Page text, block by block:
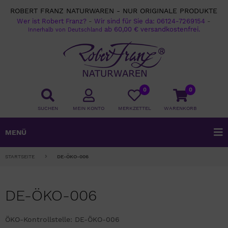
ROBERT FRANZ NATURWAREN - NUR ORIGINALE PRODUKTE
Wer ist Robert Franz? -Wir sind für Sie da: 06124-7269154 -
Innerhalb von Deutschland ab 60,00 € versandkostenfrei.
SUCHEN
0
WARENKORB
0
MERKZETTEL
MEIN KONTO
MENÜ
STARTSEITE DE-ÖKO-006
DE-ÖKO-006
ÖKO-Kontrollstelle: DE-ÖKO-006